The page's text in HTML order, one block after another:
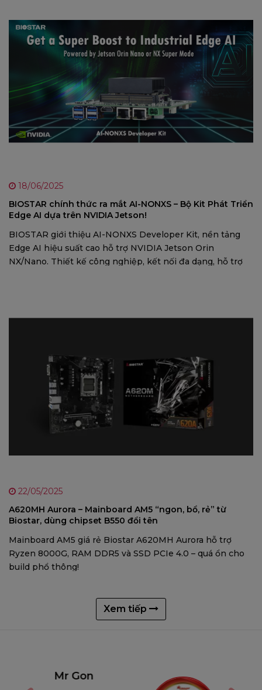
18/06/2025
BIOSTAR chính thức ra mắt AI-NONXS – Bộ Kit Phát Triển
Edge AI dựa trên NVIDIA Jetson!
BIOSTAR giới thiệu AI-NONXS Developer Kit, nền tảng
Edge AI hiệu suất cao hỗ trợ NVIDIA Jetson Orin
NX/Nano. Thiết kế công nghiệp, kết nối đa dạng, hỗ trợ
22/05/2025
A620MH Aurora – Mainboard AM5 “ngon, bổ, rẻ” từ
Biostar, dùng chipset B550 đổi tên
Mainboard AM5 giá rẻ Biostar A620MH Aurora hỗ trợ
Ryzen 8000G, RAM DDR5 và SSD PCIe 4.0 – quá ổn cho
build phổ thông!
Xem tiếp
Mr Thường